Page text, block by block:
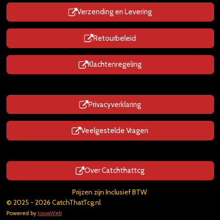
Verzending en Levering
Retourbeleid
Klachtenregeling
Privacyverklaring
Veelgestelde Vragen
Over Catchthattcg
Prijzen zijn Inclusief BTW
© 2025 - 2026 CatchThatTcg.nl
Powered by JouwWeb